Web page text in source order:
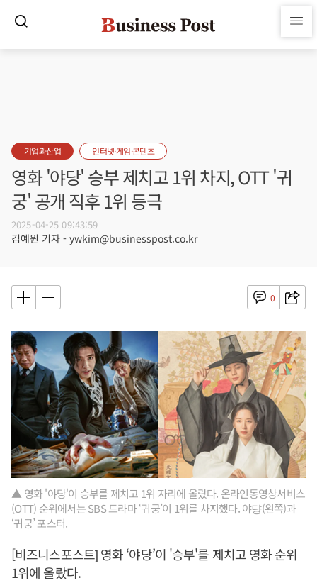
기업과산업 인터넷·게임·콘텐츠
영화 '야당' 승부 제치고 1위 차지, OTT '귀
궁' 공개 직후 1위 등극
2025-04-25 09:43:59
김예원 기자 - ywkim@businesspost.co.kr
0
▲ 영화 '야당'이 승부를 제치고 1위 자리에 올랐다. 온라인동영상서비스
(OTT) 순위에서는 SBS 드라마 ‘귀궁’이 1위를 차지했다. 야댱(왼쪽)과
‘귀궁’ 포스터.
[비즈니스포스트] 영화 ‘야당’이 '승부'를 제치고 영화 순위
1위에 올랐다.